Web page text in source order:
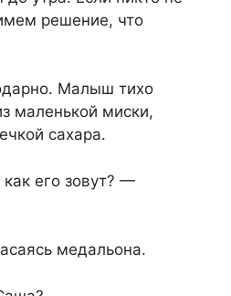
решение, что
Малыш тихо
маленькой миски,
сахара.
его зовут? —
медальона.